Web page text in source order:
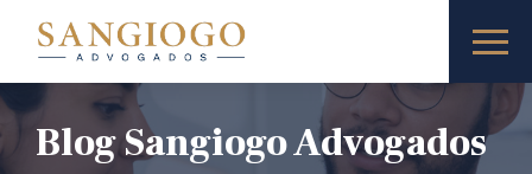
Blog Sangiogo Advogados